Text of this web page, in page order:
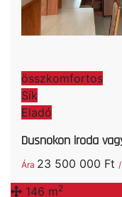
összkomfortos
Sík
Eladó
Dusnokon iroda
Ára 23 500 000 Ft
146 m2